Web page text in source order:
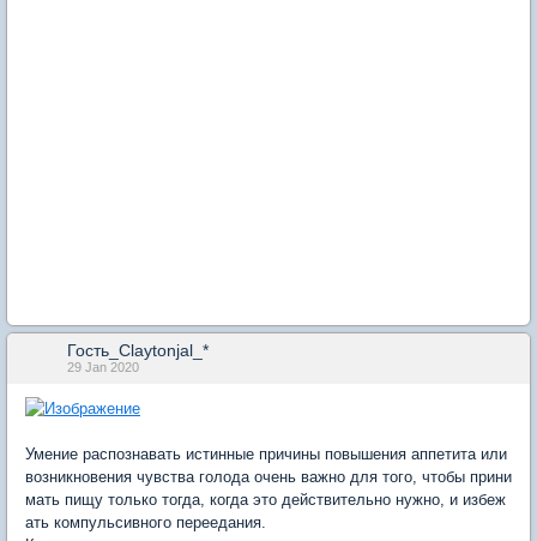
Гость_Claytonjal_*
29 Jan 2020
Умение распознавать истинные причины повышения аппетита или
возникновения чувства голода очень важно для того, чтобы прини
мать пищу только тогда, когда это действительно нужно, и избеж
ать компульсивного переедания.